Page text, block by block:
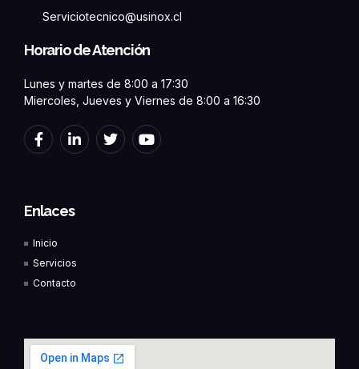
Serviciotecnico@usinox.cl
Horario de Atención
Lunes y martes de 8:00 a 17:30
Miercoles, Jueves y Viernes de 8:00 a 16:30
F
a
o
o
-
f
L
i
i
i
T
w
Y
o
Enlaces
Inicio
Servicios
Contacto